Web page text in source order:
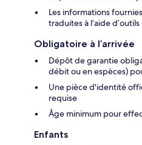
Les informations
traduites à l’aide
Obligatoire à l’arrivée
Dépôt de garantie
débit ou en espèces)
Une pièce d'identité
requise
Âge minimum pour
Enfants